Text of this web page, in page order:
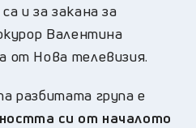
и за закана за
Валентина
от Нова телевизия.
разбитата група е
си от началото